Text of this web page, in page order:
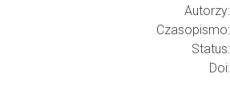
Autorzy:
Czasopismo:
Status:
Doi: